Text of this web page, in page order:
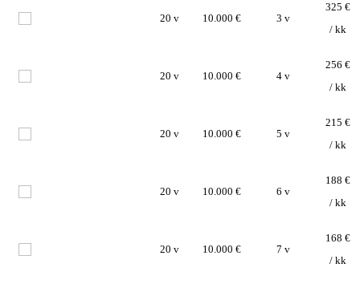
20 v 10.000 € 3 v
325 €
/ kk
20 v 10.000 € 4 v
256 €
/ kk
20 v 10.000 € 5 v
215 €
/ kk
20 v 10.000 € 6 v
188 €
/ kk
20 v 10.000 € 7 v
168 €
/ kk